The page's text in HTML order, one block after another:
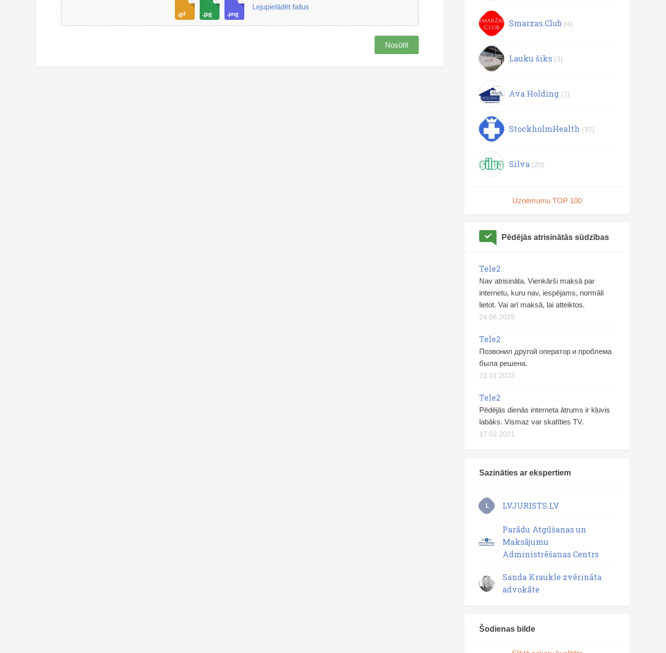
Lejupielādēt failus
Nosūtīt
Smarzas.Club (4)
Lauku šiks (3)
Ava Holding (7)
StockholmHealth (37)
Silva (20)
Uzņēmumu TOP 100
Pēdējās atrisinātās sūdzības
Tele2
Nav atrisināta. Vienkārši maksā par
internetu, kuru nav, iespējams, normāli
lietot. Vai arī maksā, lai atteiktos.
24.06.2025
Tele2
Позвонил другой оператор и проблема
была решена.
31.01.2023
Tele2
Pēdējās dienās interneta ātrums ir kļuvis
labāks. Vismaz var skatīties TV.
17.02.2021
Sazināties ar ekspertiem
L LVJURISTS.LV
Parādu Atgūšanas un
Maksājumu
Administrēšanas Centrs
Sanda Kraukle zvērināta
advokāte
Šodienas bilde